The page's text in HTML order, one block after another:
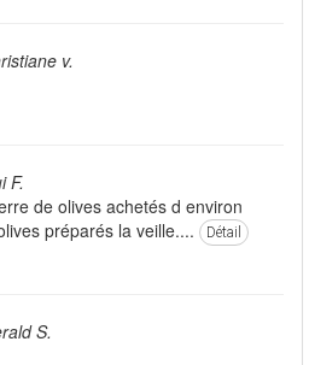
v.
F.
de olives achetés d environ
préparés la veille....
Détail
S.